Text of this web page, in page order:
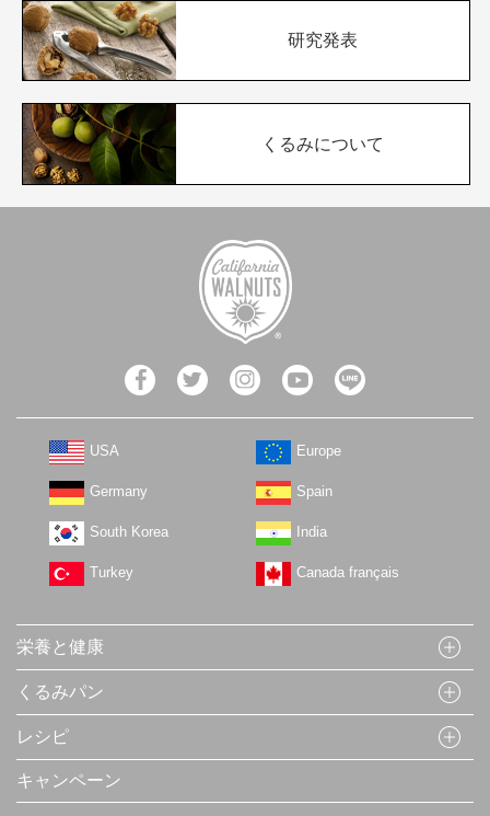
研究発表
くるみについて
USA Europe
Germany Spain
South Korea India
Turkey Canada français
栄養と健康
くるみパン
レシピ
キャンペーン